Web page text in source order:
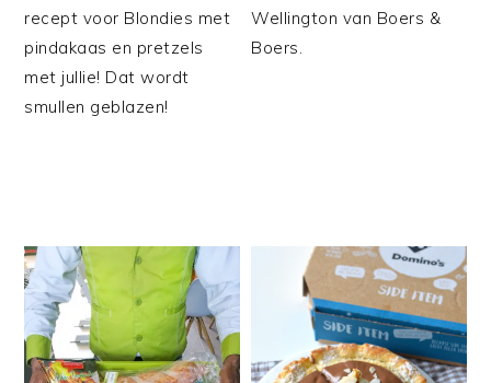
recept voor Blondies met
pindakaas en pretzels
met jullie! Dat wordt
smullen geblazen!
Wellington van Boers &
Boers.